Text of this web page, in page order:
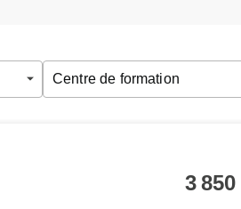
Centre de formation
3 850